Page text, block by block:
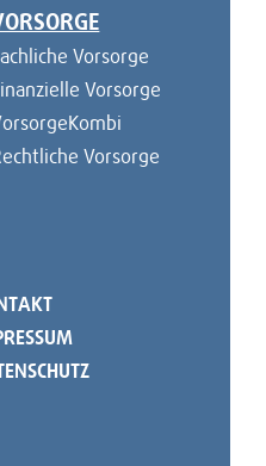
Vorsorge
Vorsorge
Vorsorge